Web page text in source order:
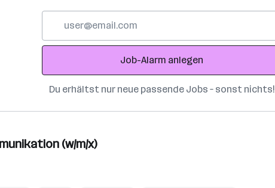
Adresse
Job-Alarm anlegen
Du erhältst nur neue passende Jobs – sonst nichts!
(w/m/x)